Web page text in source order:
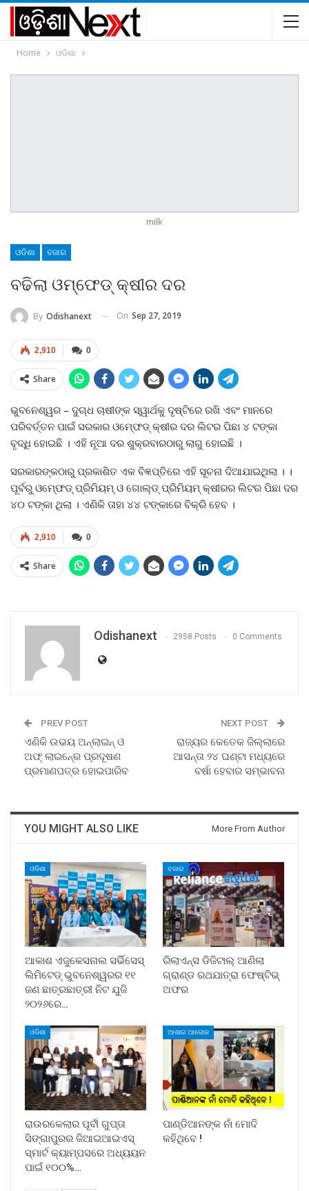
Home ଓଡିଶା
milk
ଓଡିଶା ବଜାର
ବଢିଲା ଓମ୍‌ଫେଡ୍‌ କ୍ଷୀର ଦର
By Odishanext On Sep 27, 2019
0
2,910
Share
ଭୁବନେଶ୍ୱର – ଦୁଗ୍ଧ ଚାଷୀଙ୍କ ସ୍ୱାର୍ଥକୁ ଦୃଷ୍ଟିରେ ରଖି ଏବଂ ମାନରେ
ପରିବର୍ତ୍ତନ ପାଇଁ ସରକାର ଓମ୍‍ଫେଡ୍‍ କ୍ଷୀର ଦର ଲିଟର ପିଛା ୪ ଟଙ୍କା
ବୃଦ୍ଧି ହୋଇଛି । ଏହି ନୂଆ ଦର ଶୁକ୍ରବାରଠାରୁ ଲାଗୁ ହୋଇଛି ।
ସରକାରଙ୍କଠାରୁ ପ୍ରକାଶିତ ଏକ ବିଜ୍ଞପ୍ତିରେ ଏହି ସୂଚନା ଦିଆଯାଇଥିଲା । ।
ପୂର୍ବରୁ ଓମ୍‍ଫେଡ୍‍ ପ୍ରିମିୟମ୍‍ ଓ ଗୋଲ୍‍ଡ୍‍ ପ୍ରିମିୟମ୍‍ କ୍ଷୀରର ଲିଟର ପିଛା ଦର
୪୦ ଟଙ୍କା ଥିଲା । ଏଣିକି ତାହା ୪୪ ଟଙ୍କାରେ ବିକ୍ରି ହେବ ।
0
2,910
Share
Odishanext 2958 Posts 0 Comments
PREV POST
ଏଣିକି ଉଭୟ ଅନ୍‍ଲାଇନ୍‍ ଓ
ଅଫ୍‍ ଲାଇନ୍‍ରେ ପ୍ରଦୂଷଣ
ପ୍ରମାଣପତ୍ର ହୋଇପାରିବ
NEXT POST
ରାଜ୍ୟର କେତେକ ଜିଲ୍ଲାରେ
ଆସନ୍ତା ୨୪ ଘଣ୍ଟା ମଧ୍ୟରେ
ବର୍ଷା ହେବାର ସମ୍ଭାବନା
YOU MIGHT ALSO LIKE More From Author
ଓଡିଶା
ଆକାଶ ଏଜୁକେସନାଲ ସର୍ଭିସେସ୍
ଲିମିଟେଡ୍ ଭୁବନେଶ୍ୱରର ୧୧
ଜଣ ଛାତ୍ରଛାତ୍ରୀ ନିଟ ଯୁଜି
୨୦୨୬ରେ…
ବଜାର
ରିଲାଏନ୍ସ ଡିଜିଟାଲ୍ ଆଣିଲା
ଗ୍ରାଣ୍ଡ ରଥଯାତ୍ରା ଫେଷ୍ଟିଭ୍
ଅଫର
ଓଡିଶା
ରାଉରକେଲାର ପୂର୍ବୀ ଗୁପ୍ତା
ସିଙ୍ଗାପୁରର ଜିଆଇଆଇଏସ୍
ସ୍ମାର୍ଟ କ୍ୟାମ୍ପସରେ ଅଧ୍ୟୟନ
ପାଇଁ ୧୦୦%…
ଆଶାର ଆଲୋକ
ପାଣ୍ଡିଆନଙ୍କ ନାଁ ମୋଦି
କହିଥିବେ !